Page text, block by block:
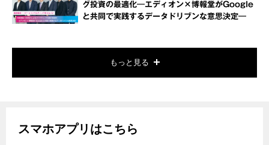
グ投資の最適化―エディオン×博報堂がGoogle
と共同で実践するデータドリブンな意思決定―
もっと見る
スマホアプリはこちら